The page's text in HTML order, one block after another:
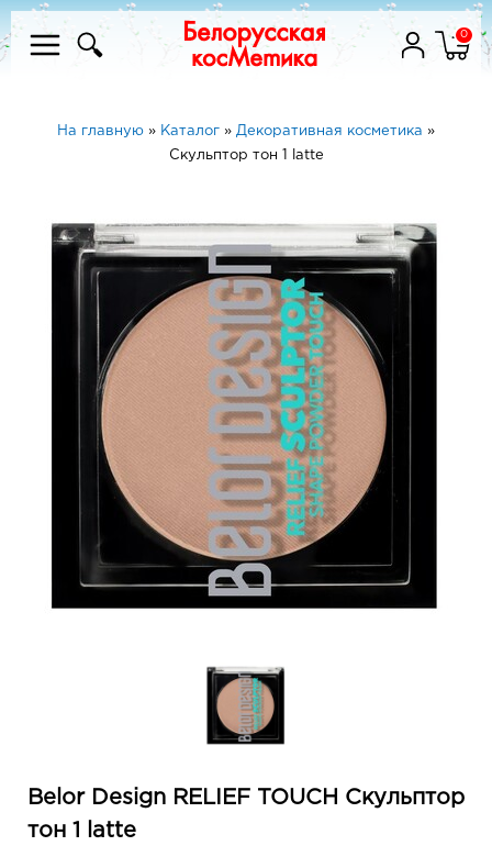
0
На главную » Каталог » Декоративная косметика »
Скульптор тон 1 latte
Belor Design RELIEF TOUCH Скульптор
тон 1 latte